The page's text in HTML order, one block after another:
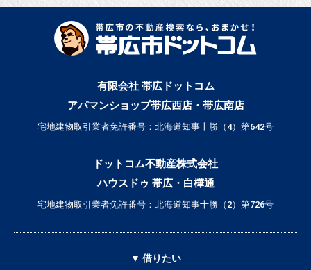
有限会社 帯広ドットコム
アパマンショップ帯広西店・帯広南店
宅地建物取引業者免許番号：北海道知事十勝（4）第642号
ドットコム不動産株式会社
ハウスドゥ 帯広・白樺通
宅地建物取引業者免許番号：北海道知事十勝（2）第726号
▼ 借りたい